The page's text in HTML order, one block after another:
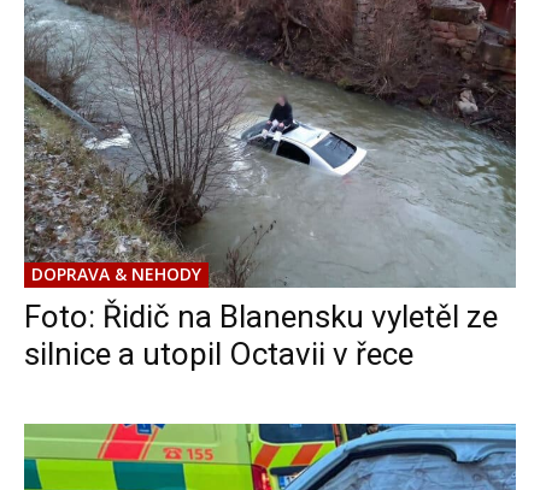
DOPRAVA & NEHODY
Foto: Řidič na Blanensku vyletěl ze
silnice a utopil Octavii v řece